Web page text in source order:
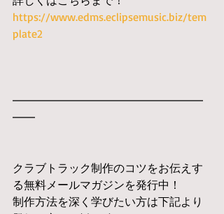
https://www.edms.eclipsemusic.biz/tem
plate2
━━━━━━━━━━━━━━━━━
━━
クラブトラック制作のコツをお伝えす
る無料メールマガジンを発行中！
制作方法を深く学びたい方は下記より